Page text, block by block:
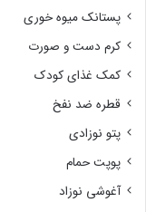
پستانک میوه خوری
کرم دست و صورت
کمک غذای کودک
قطره ضد نفخ
پتو نوزادی
پوپت حمام
آغوشی نوزاد